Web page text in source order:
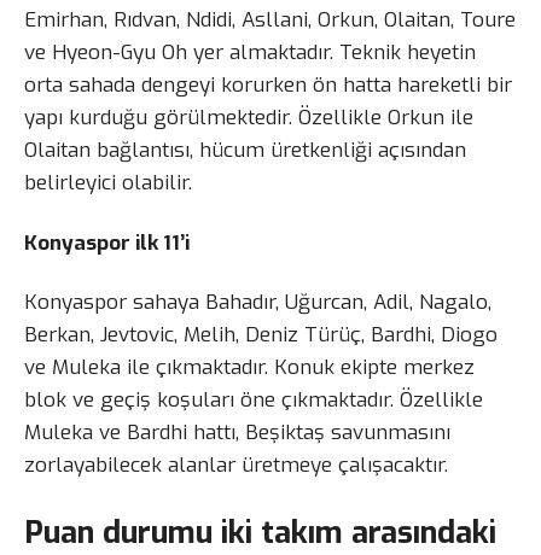
Emirhan, Rıdvan, Ndidi, Asllani, Orkun, Olaitan, Toure
ve Hyeon-Gyu Oh yer almaktadır. Teknik heyetin
orta sahada dengeyi korurken ön hatta hareketli bir
yapı kurduğu görülmektedir. Özellikle Orkun ile
Olaitan bağlantısı, hücum üretkenliği açısından
belirleyici olabilir.
Konyaspor ilk 11’i
Konyaspor sahaya Bahadır, Uğurcan, Adil, Nagalo,
Berkan, Jevtovic, Melih, Deniz Türüç, Bardhi, Diogo
ve Muleka ile çıkmaktadır. Konuk ekipte merkez
blok ve geçiş koşuları öne çıkmaktadır. Özellikle
Muleka ve Bardhi hattı, Beşiktaş savunmasını
zorlayabilecek alanlar üretmeye çalışacaktır.
Puan durumu iki takım arasındaki